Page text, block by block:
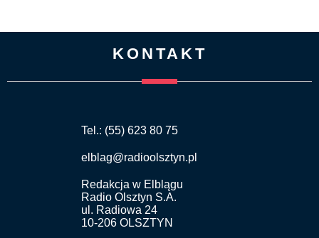
KONTAKT
Tel.: (55) 623 80 75
elblag@radioolsztyn.pl
Redakcja w Elblągu
Radio Olsztyn S.A.
ul. Radiowa 24
10-206 OLSZTYN